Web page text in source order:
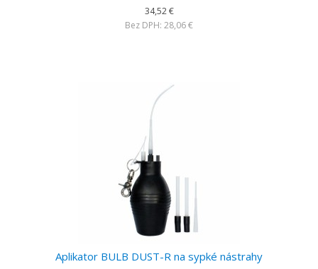
34,52 €
Bez DPH: 28,06 €
Aplikator BULB DUST-R na sypké nástrahy